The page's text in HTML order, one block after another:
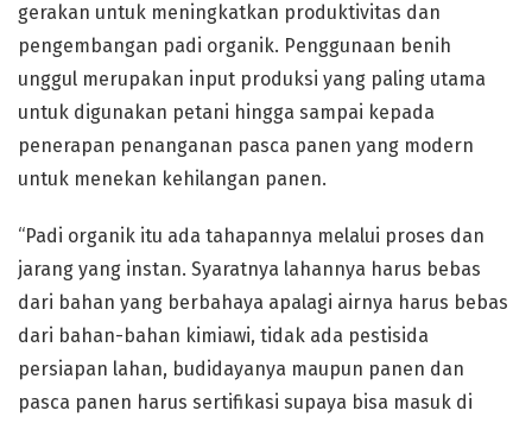
gerakan untuk meningkatkan produktivitas dan
pengembangan padi organik. Penggunaan benih
unggul merupakan input produksi yang paling utama
untuk digunakan petani hingga sampai kepada
penerapan penanganan pasca panen yang modern
untuk menekan kehilangan panen.
“Padi organik itu ada tahapannya melalui proses dan
jarang yang instan. Syaratnya lahannya harus bebas
dari bahan yang berbahaya apalagi airnya harus bebas
dari bahan-bahan kimiawi, tidak ada pestisida
persiapan lahan, budidayanya maupun panen dan
pasca panen harus sertifikasi supaya bisa masuk di